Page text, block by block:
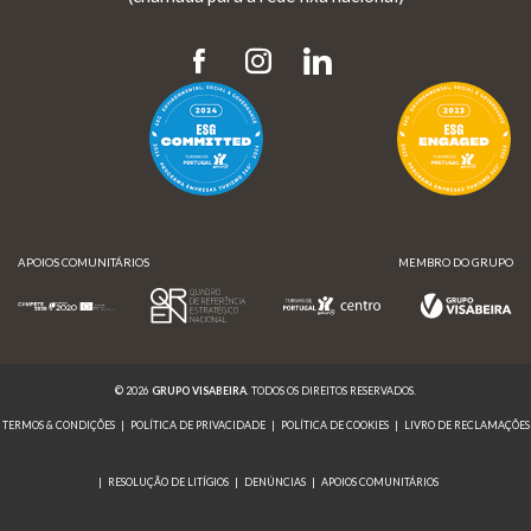
APOIOS COMUNITÁRIOS MEMBRO DO GRUPO
© 2026 GRUPO VISABEIRA. TODOS OS DIREITOS RESERVADOS.
TERMOS & CONDIÇÕES | POLÍTICA DE PRIVACIDADE | POLÍTICA DE COOKIES | LIVRO DE RECLAMAÇÕES
| RESOLUÇÃO DE LITÍGIOS | DENÚNCIAS | APOIOS COMUNITÁRIOS